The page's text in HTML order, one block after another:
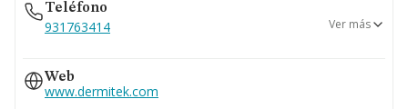
Teléfono
931763414
902254595
Ver más
Web
www.dermitek.com